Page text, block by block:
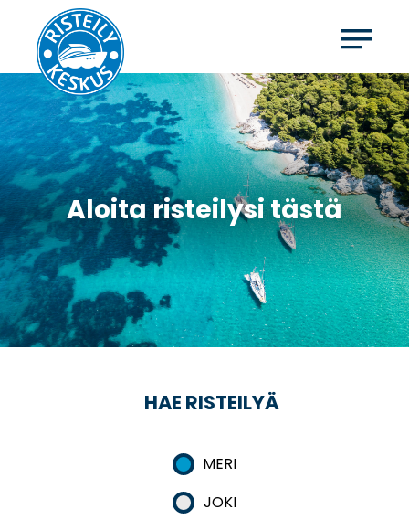
Aloita risteilysi tästä
HAE RISTEILYÄ
MERI
JOKI